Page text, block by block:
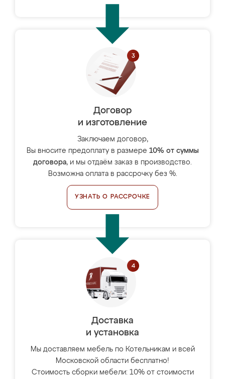
Договор
и изготовление
Заключаем договор,
Вы вносите предоплату в размере 10% от суммы
договора, и мы отдаём заказ в производство.
Возможна оплата в рассрочку без %.
УЗНАТЬ О РАССРОЧКЕ
Доставка
и установка
Мы доставляем мебель по Котельникам и всей
Московской области бесплатно!
Стоимость сборки мебели: 10% от стоимости